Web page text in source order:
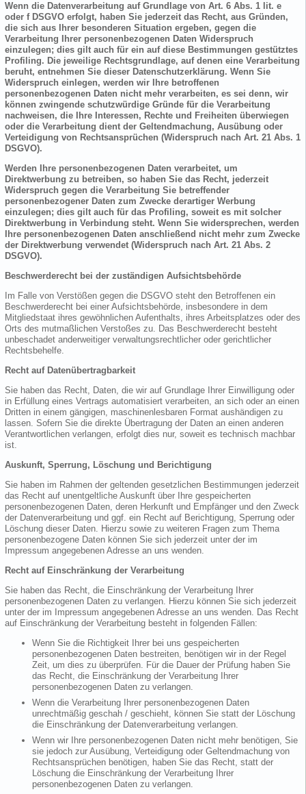
Wenn die Datenverarbeitung auf Grundlage von Art. 6 Abs. 1 lit. e
oder f DSGVO erfolgt, haben Sie jederzeit das Recht, aus Gründen,
die sich aus Ihrer besonderen Situation ergeben, gegen die
Verarbeitung Ihrer personenbezogenen Daten Widerspruch
einzulegen; dies gilt auch für ein auf diese Bestimmungen gestütztes
Profiling. Die jeweilige Rechtsgrundlage, auf denen eine Verarbeitung
beruht, entnehmen Sie dieser Datenschutzerklärung. Wenn Sie
Widerspruch einlegen, werden wir Ihre betroffenen
personenbezogenen Daten nicht mehr verarbeiten, es sei denn, wir
können zwingende schutzwürdige Gründe für die Verarbeitung
nachweisen, die Ihre Interessen, Rechte und Freiheiten überwiegen
oder die Verarbeitung dient der Geltendmachung, Ausübung oder
Verteidigung von Rechtsansprüchen (Widerspruch nach Art. 21 Abs. 1
DSGVO).
Werden Ihre personenbezogenen Daten verarbeitet, um
Direktwerbung zu betreiben, so haben Sie das Recht, jederzeit
Widerspruch gegen die Verarbeitung Sie betreffender
personenbezogener Daten zum Zwecke derartiger Werbung
einzulegen; dies gilt auch für das Profiling, soweit es mit solcher
Direktwerbung in Verbindung steht. Wenn Sie widersprechen, werden
Ihre personenbezogenen Daten anschließend nicht mehr zum Zwecke
der Direktwerbung verwendet (Widerspruch nach Art. 21 Abs. 2
DSGVO).
Beschwerderecht bei der zuständigen Aufsichtsbehörde
Im Falle von Verstößen gegen die DSGVO steht den Betroffenen ein
Beschwerderecht bei einer Aufsichtsbehörde, insbesondere in dem
Mitgliedstaat ihres gewöhnlichen Aufenthalts, ihres Arbeitsplatzes oder des
Orts des mutmaßlichen Verstoßes zu. Das Beschwerderecht besteht
unbeschadet anderweitiger verwaltungsrechtlicher oder gerichtlicher
Rechtsbehelfe.
Recht auf Datenübertragbarkeit
Sie haben das Recht, Daten, die wir auf Grundlage Ihrer Einwilligung oder
in Erfüllung eines Vertrags automatisiert verarbeiten, an sich oder an einen
Dritten in einem gängigen, maschinenlesbaren Format aushändigen zu
lassen. Sofern Sie die direkte Übertragung der Daten an einen anderen
Verantwortlichen verlangen, erfolgt dies nur, soweit es technisch machbar
ist.
Auskunft, Sperrung, Löschung und Berichtigung
Sie haben im Rahmen der geltenden gesetzlichen Bestimmungen jederzeit
das Recht auf unentgeltliche Auskunft über Ihre gespeicherten
personenbezogenen Daten, deren Herkunft und Empfänger und den Zweck
der Datenverarbeitung und ggf. ein Recht auf Berichtigung, Sperrung oder
Löschung dieser Daten. Hierzu sowie zu weiteren Fragen zum Thema
personenbezogene Daten können Sie sich jederzeit unter der im
Impressum angegebenen Adresse an uns wenden.
Recht auf Einschränkung der Verarbeitung
Sie haben das Recht, die Einschränkung der Verarbeitung Ihrer
personenbezogenen Daten zu verlangen. Hierzu können Sie sich jederzeit
unter der im Impressum angegebenen Adresse an uns wenden. Das Recht
auf Einschränkung der Verarbeitung besteht in folgenden Fällen:
Wenn Sie die Richtigkeit Ihrer bei uns gespeicherten
personenbezogenen Daten bestreiten, benötigen wir in der Regel
Zeit, um dies zu überprüfen. Für die Dauer der Prüfung haben Sie
das Recht, die Einschränkung der Verarbeitung Ihrer
personenbezogenen Daten zu verlangen.
Wenn die Verarbeitung Ihrer personenbezogenen Daten
unrechtmäßig geschah / geschieht, können Sie statt der Löschung
die Einschränkung der Datenverarbeitung verlangen.
Wenn wir Ihre personenbezogenen Daten nicht mehr benötigen, Sie
sie jedoch zur Ausübung, Verteidigung oder Geltendmachung von
Rechtsansprüchen benötigen, haben Sie das Recht, statt der
Löschung die Einschränkung der Verarbeitung Ihrer
personenbezogenen Daten zu verlangen.